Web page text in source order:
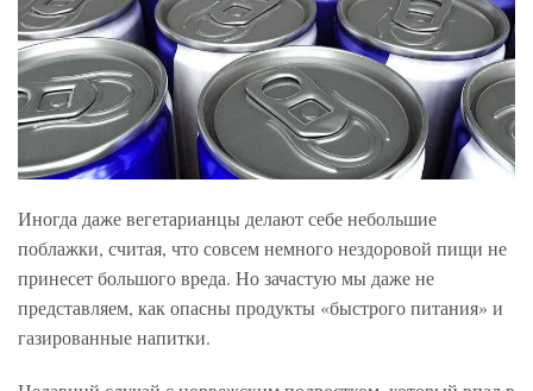
Иногда даже вегетарианцы делают себе небольшие
поблажки, считая, что совсем немного нездоровой пищи не
принесет большого вреда. Но зачастую мы даже не
представляем, как опасны продукты «быстрого питания» и
газированные напитки.